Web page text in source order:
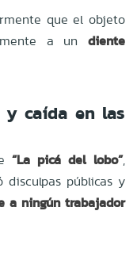
que el objeto
a un diente
y caída en las
“La picá del lobo”,
disculpas públicas y
a ningún trabajador